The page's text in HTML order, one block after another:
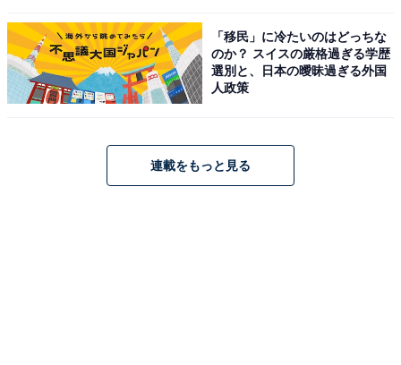
「移民」に冷たいのはどっちな
のか？ スイスの厳格過ぎる学歴
選別と、日本の曖昧過ぎる外国
人政策
連載をもっと見る